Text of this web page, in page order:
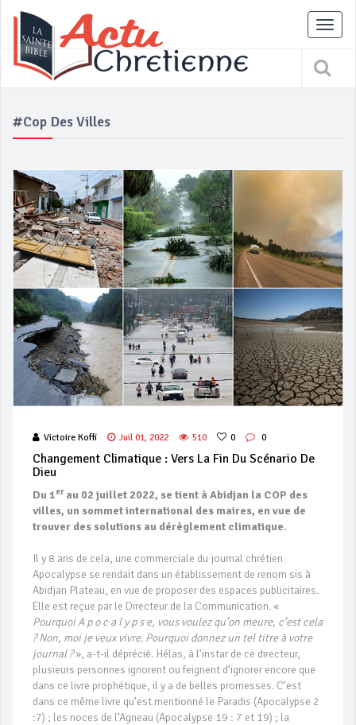
#cop Des Villes
Victoire Koffi Juil 01, 2022 510 0 0
Changement Climatique : Vers La Fin Du Scénario De
Dieu
Du 1erau 02 juillet 2022, se tient à Abidjan la COP des
villes, un sommet international des maires, en vue de
trouver des solutions au dérèglement climatique.
Il y 8 ans de cela, une commerciale du journal chrétien
Apocalypse se rendait dans un établissement de renom sis à
Abidjan Plateau, en vue de proposer des espaces publicitaires.
Elle est reçue par le Directeur de la Communication. «
Pourquoi A p o c a l y p s e, vous voulez qu’on meure, c’est cela
? Non, moi je veux vivre. Pourquoi donnez un tel titre à votre
journal ?», a-t-il déprécié. Hélas, à l’instar de ce directeur,
plusieurs personnes ignorent ou feignent d’ignorer encore que
dans ce livre prophétique, il y a de belles promesses. C’est
dans ce même livre qu’est mentionné le Paradis (Apocalypse 2
:7) ; les noces de l’Agneau (Apocalypse 19 : 7 et 19) ; la